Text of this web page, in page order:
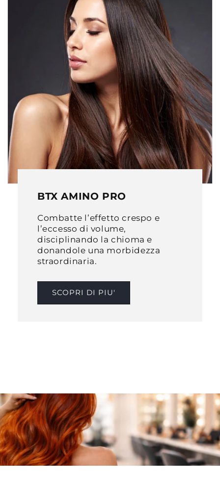
BTX AMINO PRO
Combatte l’effetto crespo e
l’eccesso di volume,
disciplinando la chioma e
donandole una morbidezza
straordinaria.
SCOPRI DI PIU'